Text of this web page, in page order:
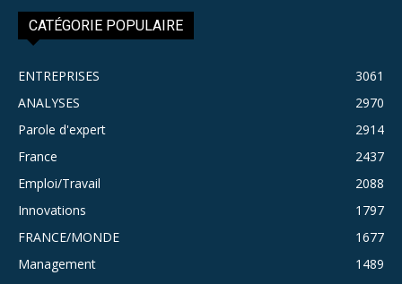
CATÉGORIE POPULAIRE
ENTREPRISES
3061
ANALYSES
2970
Parole d'expert
2914
France
2437
Emploi/Travail
2088
Innovations
1797
FRANCE/MONDE
1677
Management
1489